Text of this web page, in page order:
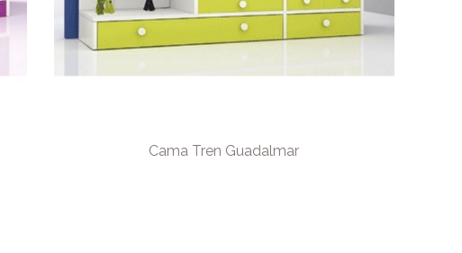
Cama Tren Guadalmar